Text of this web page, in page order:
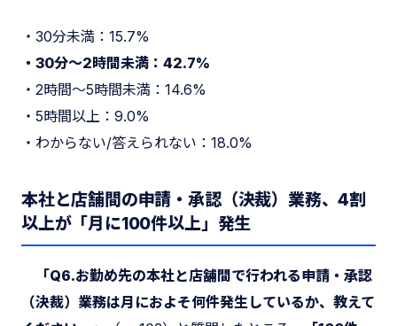
・30分未満：15.7%
・30分～2時間未満：42.7%
・2時間～5時間未満：14.6%
・5時間以上：9.0%
・わからない/答えられない：18.0%
本社と店舗間の申請・承認（決裁）業務、4割
以上が「月に100件以上」発生
「Q6.お勤め先の本社と店舗間で行われる申請・承認
（決裁）業務は月におよそ何件発生しているか、教えて